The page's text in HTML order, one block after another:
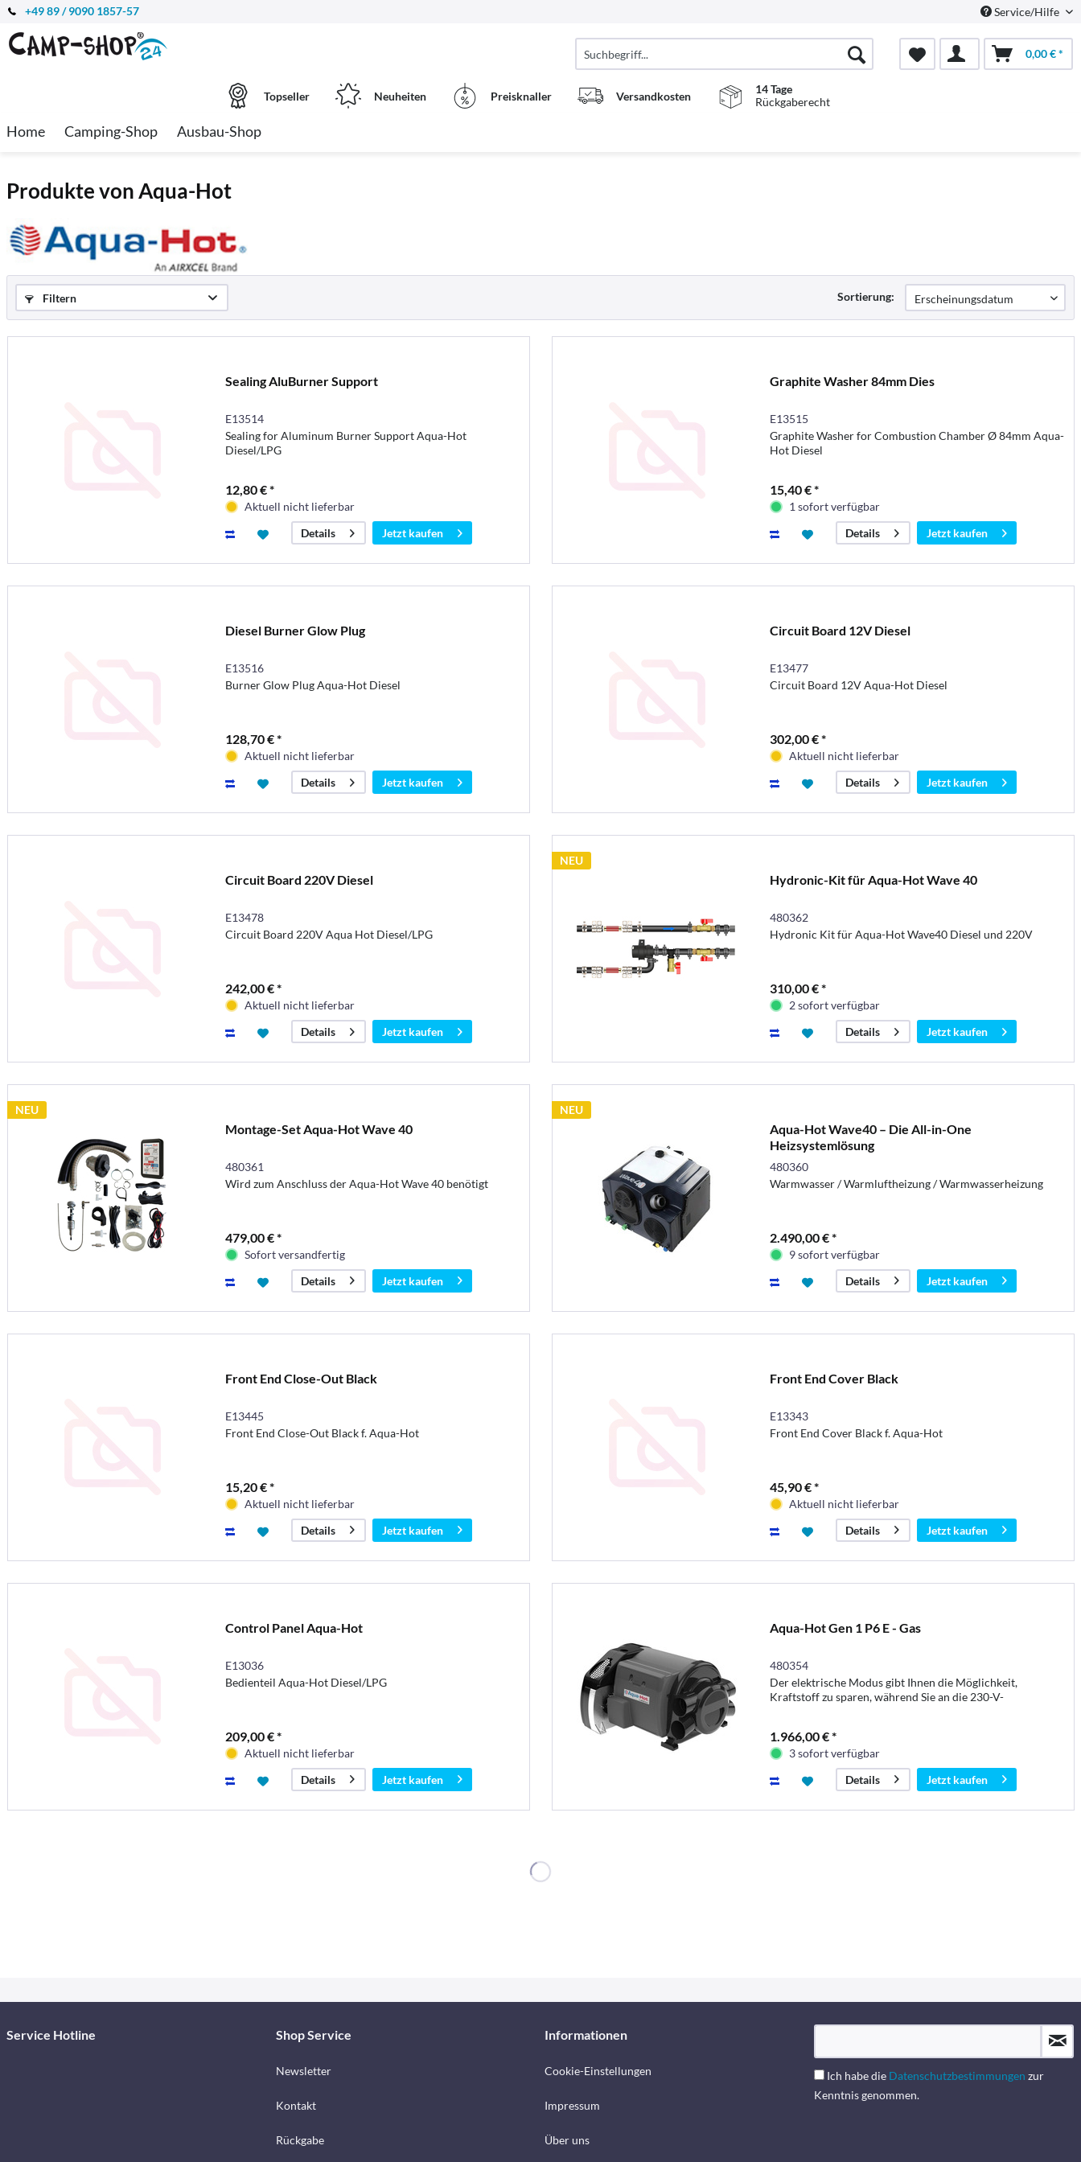
+49 89 / 9090 1857-57 Service/Hilfe
0,00 € *
Topseller Neuheiten Preisknaller Versandkosten
14 Tage
Rückgaberecht
Home Camping-Shop Ausbau-Shop
Produkte von Aqua-Hot
Filtern Sortierung:
Sealing AluBurner Support
E13514
Sealing for Aluminum Burner Support Aqua-Hot
Diesel/LPG
12,80 € *
Aktuell nicht lieferbar
Details
Jetzt kaufen
Graphite Washer 84mm Dies
E13515
Graphite Washer for Combustion Chamber Ø 84mm Aqua-
Hot Diesel
15,40 € *
1 sofort verfügbar
Details
Jetzt kaufen
Diesel Burner Glow Plug
E13516
Burner Glow Plug Aqua-Hot Diesel
128,70 € *
Aktuell nicht lieferbar
Details
Jetzt kaufen
Circuit Board 12V Diesel
E13477
Circuit Board 12V Aqua-Hot Diesel
302,00 € *
Aktuell nicht lieferbar
Details
Jetzt kaufen
Circuit Board 220V Diesel
E13478
Circuit Board 220V Aqua Hot Diesel/LPG
242,00 € *
Aktuell nicht lieferbar
Details
Jetzt kaufen
NEU
Hydronic-Kit für Aqua-Hot Wave 40
480362
Hydronic Kit für Aqua-Hot Wave40 Diesel und 220V
310,00 € *
2 sofort verfügbar
Details
Jetzt kaufen
NEU
Montage-Set Aqua-Hot Wave 40
480361
Wird zum Anschluss der Aqua-Hot Wave 40 benötigt
479,00 € *
Sofort versandfertig
Details
Jetzt kaufen
NEU
Aqua-Hot Wave40 – Die All-in-One
Heizsystemlösung
480360
Warmwasser / Warmluftheizung / Warmwasserheizung
2.490,00 € *
9 sofort verfügbar
Details
Jetzt kaufen
Front End Close-Out Black
E13445
Front End Close-Out Black f. Aqua-Hot
15,20 € *
Aktuell nicht lieferbar
Details
Jetzt kaufen
Front End Cover Black
E13343
Front End Cover Black f. Aqua-Hot
45,90 € *
Aktuell nicht lieferbar
Details
Jetzt kaufen
Control Panel Aqua-Hot
E13036
Bedienteil Aqua-Hot Diesel/LPG
209,00 € *
Aktuell nicht lieferbar
Details
Jetzt kaufen
Aqua-Hot Gen 1 P6 E - Gas
480354
Der elektrische Modus gibt Ihnen die Möglichkeit,
Kraftstoff zu sparen, während Sie an die 230-V-
1.966,00 € *
3 sofort verfügbar
Details
Jetzt kaufen
Service Hotline Shop Service
Newsletter
Kontakt
Rückgabe
Informationen
Cookie-Einstellungen
Impressum
Über uns
Ich habe die Datenschutzbestimmungen zur
Kenntnis genommen.